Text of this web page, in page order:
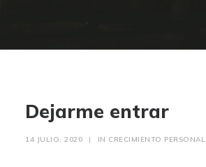
Dejarme entrar
14 JULIO, 2020 | IN CRECIMIENTO PERSONAL